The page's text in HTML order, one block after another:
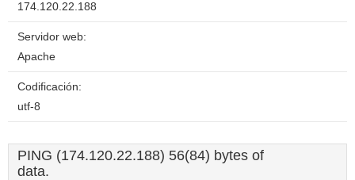
174.120.22.188
Servidor web:
Apache
Codificación:
utf-8
PING (174.120.22.188) 56(84) bytes of
data.